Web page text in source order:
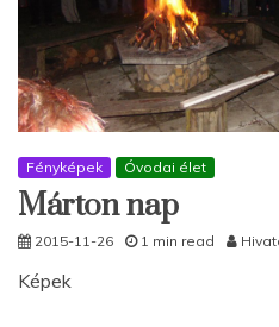
Fényképek Óvodai élet
Márton nap
2015-11-26 1 min read
Képek